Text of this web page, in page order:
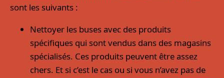
sont les suivants :
Nettoyer les buses avec des produits
spécifiques qui sont vendus dans des magasins
spécialisés. Ces produits peuvent être assez
chers. Et si c’est le cas ou si vous n’avez pas de